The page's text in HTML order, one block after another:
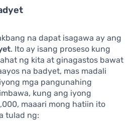
na dapat isagawa ay ang
. Ito ay isang proseso kung
ng kita at ginagastos bawat
na badyet, mas madali
mga pangunahing
kung ang iyong
maaari mong hatiin ito
tulad ng: